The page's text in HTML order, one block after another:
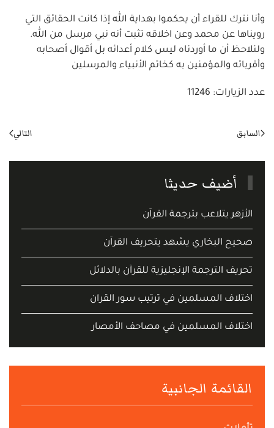
وأنا نترك للقراء أن يحكموا بهداية الله إذا كانت الحقائق التي
رويناها عن محمد وعن اخلاقه تثبت أنه نبي مرسل من الله.
ولنلاحظ أن ما أوردناه ليس كلام أعدائه بل أقوال أصحابه
وأقربائه والمؤمنين به كخاتم الأنبياء والمرسلين
عدد الزيارات: 11246
السابق التالي
أضيف حديثا
الأزهر يتلاعب بترجمة القرآن
صحيح البخاري يشهد يتحريف القرآن
تحريف الترجمة الإنجليزية للقرآن بالدلائل
اختلاف المسلمين في ترتيب سور القران
اختلاف المسلمين في مصاحف الأمصار
القائمة الجانبية